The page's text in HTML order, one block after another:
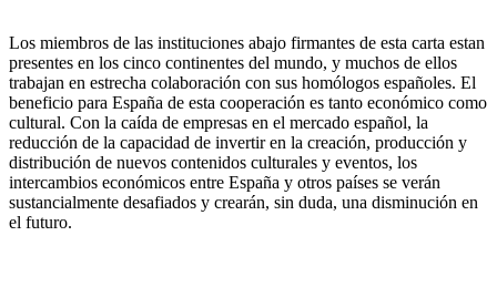
Los miembros de las instituciones abajo firmantes de esta carta estan
presentes en los cinco continentes del mundo, y muchos de ellos
trabajan en estrecha colaboración con sus homólogos españoles. El
beneficio para España de esta cooperación es tanto económico como
cultural. Con la caída de empresas en el mercado español, la
reducción de la capacidad de invertir en la creación, producción y
distribución de nuevos contenidos culturales y eventos, los
intercambios económicos entre España y otros países se verán
sustancialmente desafiados y crearán, sin duda, una disminución en
el futuro.